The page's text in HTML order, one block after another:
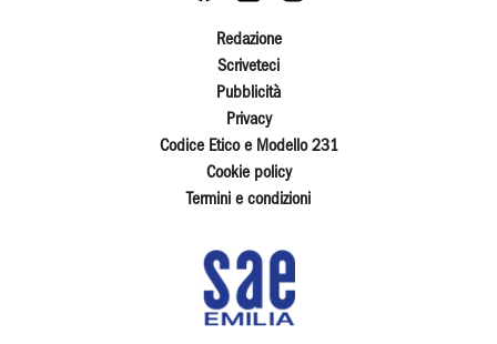
Redazione
Scriveteci
Pubblicità
Privacy
Codice Etico e Modello 231
Cookie policy
Termini e condizioni